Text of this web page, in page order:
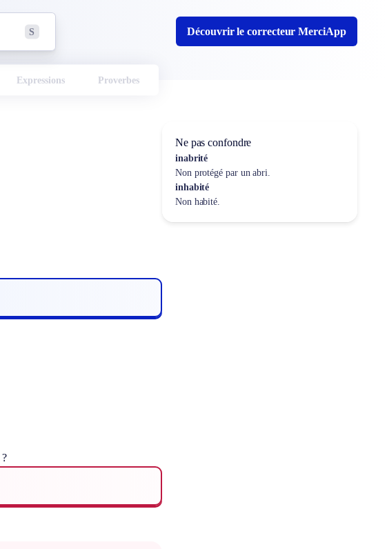
S Découvrir le correcteur MerciApp
Expressions Proverbes
?
Ne pas confondre
inabrité
Non protégé par un abri.
inhabité
Non habité.